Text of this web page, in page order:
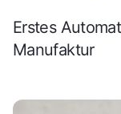
Erstes
Manufaktur